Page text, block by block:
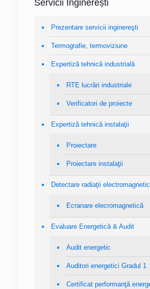
Servicii Inginerești
Prezentare servicii inginereşti
Termografie, termoviziune
Expertiză tehnică industrială
RTE lucrări industriale
Verificatori de proiecte
Expertiză tehnică instalaţii
Proiectare
Proiectare instalaţii
Detectare radiaţii
Ecranare elecromagnetică
Evaluare Energetică & Audit
Audit energetic
Auditori energetici Gradul 1
Certificat performanţă